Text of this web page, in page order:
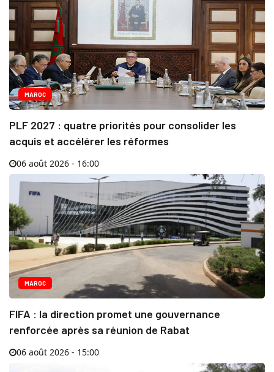
MAROC
PLF 2027 : quatre priorités pour consolider les
acquis et accélérer les réformes
06 août 2026 - 16:00
MAROC
FIFA : la direction promet une gouvernance
renforcée après sa réunion de Rabat
06 août 2026 - 15:00